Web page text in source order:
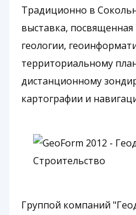
Традиционно в
выставка,
геологии,
территориальному
дистанционному
картографии и
Группой компаний